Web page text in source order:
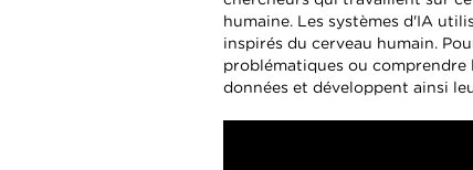
humaine. Les systèmes d'IA
inspirés du cerveau humain.
problématiques ou comprendre
données et développent ainsi